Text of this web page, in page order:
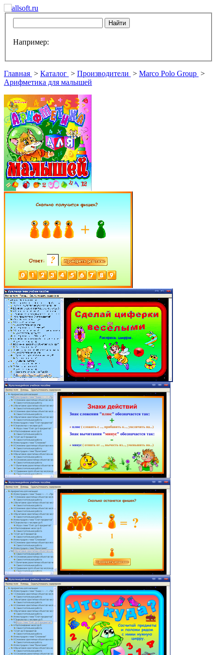
Например:
Главная > Каталог > Производители > Marco Polo Group >
Арифметика для малышей